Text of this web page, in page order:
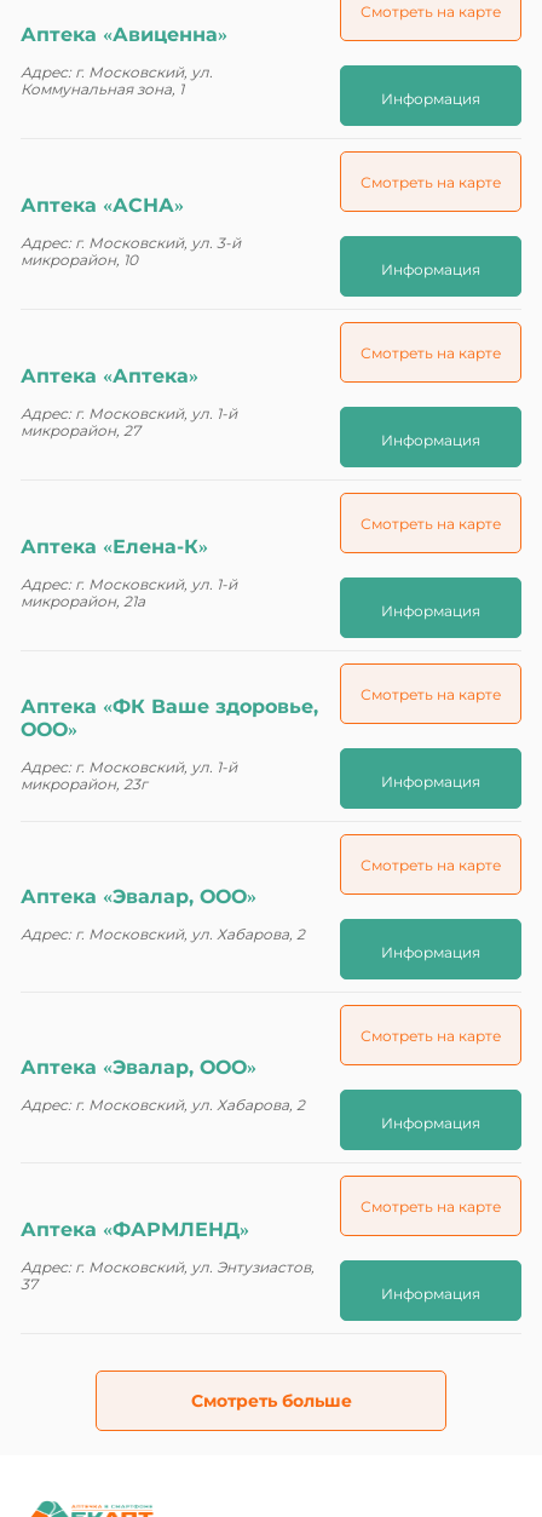
Аптека «Авиценна»
Адрес: г. Московский, ул.
Коммунальная зона, 1
Смотреть на карте
Информация
Аптека «АСНА»
Адрес: г. Московский, ул. 3-й
микрорайон, 10
Смотреть на карте
Информация
Аптека «Аптека»
Адрес: г. Московский, ул. 1-й
микрорайон, 27
Смотреть на карте
Информация
Аптека «Елена-К»
Адрес: г. Московский, ул. 1-й
микрорайон, 21а
Смотреть на карте
Информация
Аптека «ФК Ваше здоровье,
ООО»
Адрес: г. Московский, ул. 1-й
микрорайон, 23г
Смотреть на карте
Информация
Аптека «Эвалар, ООО»
Адрес: г. Московский, ул. Хабарова, 2
Смотреть на карте
Информация
Аптека «Эвалар, ООО»
Адрес: г. Московский, ул. Хабарова, 2
Смотреть на карте
Информация
Аптека «ФАРМЛЕНД»
Адрес: г. Московский, ул. Энтузиастов,
37
Смотреть на карте
Информация
Смотреть больше